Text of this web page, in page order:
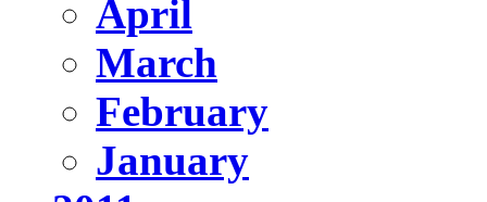
April
March
February
January